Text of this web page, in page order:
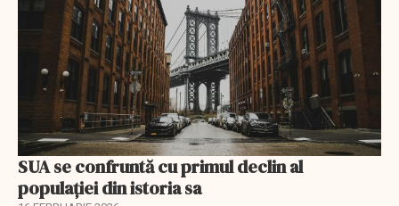
SUA se confruntă cu primul declin al
populației din istoria sa